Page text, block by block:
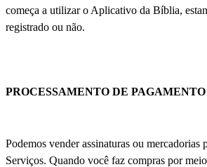
começa a utilizar o Aplicativo da Bíblia,
registrado ou não.
PROCESSAMENTO DE PAGAMENTO
Podemos vender assinaturas ou mercadorias
Serviços. Quando você faz compras por